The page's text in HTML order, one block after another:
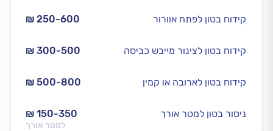
₪ 250-600 קידוח בטון לפתח אוורור
₪ 300-500 קידוח בטון לצינור מייבש כביסה
₪ 500-800 קידוח בטון לארובה או קמין
₪ 150-350
למטר אורך
ניסור בטון למטר אורך